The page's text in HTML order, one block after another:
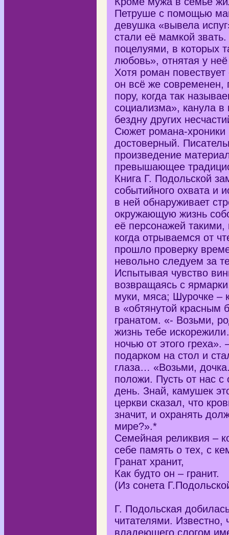
Петруше с помощью
девушка «вывела
стали её мамкой
поцелуями, в которых
любовь», отнятая у
Хотя роман
он всё же современен,
пору, когда так
социализма», канула в
бездну других
Сюжет романа-хроники
достоверный.
произведение
превышающее
Книга Г. Подольской
событийного охвата и
в ней обнаруживает
окружающую жизнь
её персонажей такими,
когда отрываемся от
прошло проверку
невольно следуем за
Испытывая чувство
возвращаясь с
муки, мяса; Шурочке –
в «обтянутой красным
гранатом. «- Возьми,
жизнь тебе
ночью от этого
подарком на стол и
глаза… «Возьми,
положи. Пусть от нас
день. Знай, камушек
церкви сказал, что
значит, и охранять
мире?».*
Семейная реликвия –
себе память о тех, с
Гранат хранит,
Как будто он – гранит.
(Из сонета
Г. Подольская
читателями. Известно,
владеющего слогом